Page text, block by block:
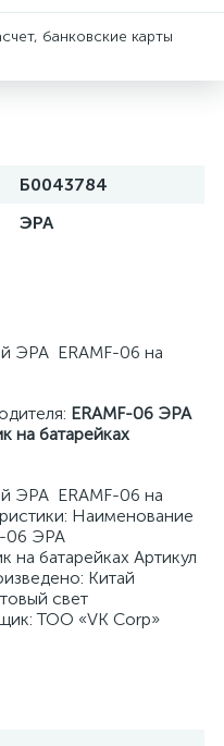
банковские карты
Б0043784
ЭРА
ЭРА ERAMF-06 на
ERAMF-06 ЭРА
на батарейках
ЭРА ERAMF-06 на
Наименование
06 ЭРА
на батарейках Артикул
Китай
свет
ТОО «VK Corp»